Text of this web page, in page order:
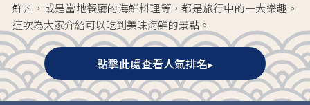
鮮丼，或是當地餐廳的海鮮料理等，都是旅行中的一大樂趣。
這次為大家介紹可以吃到美味海鮮的景點。
點擊此處查看人氣排名▸